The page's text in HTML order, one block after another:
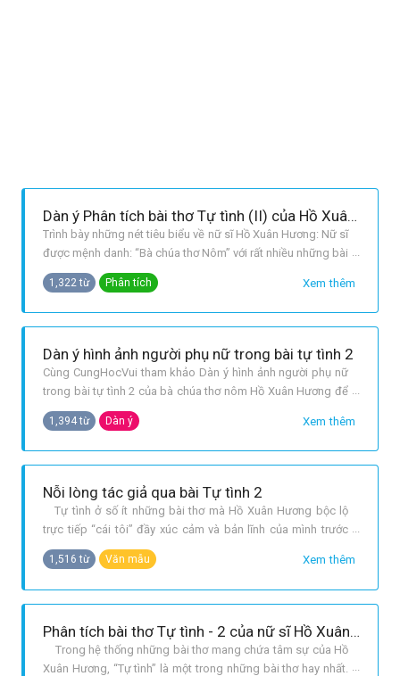
Dàn ý Phân tích bài thơ Tự tình (II) của Hồ Xuân Hương
Trình bày những nét tiêu biểu về nữ sĩ Hồ Xuân Hương: Nữ sĩ
được mệnh danh: “Bà chúa thơ Nôm” với rất nhiều những bài
thơ thể hiện sự trân trọng vẻ đẹp và niềm cảm thông,
thương xót cho số phận những người phụ nữ Giới thiệu bài
thơ Tự tình II: Đây là một trong số 3 bài thơ trong chùm thơ
Tự tình t
Xem thêm
1,322 từ Phân tích
Dàn ý hình ảnh người phụ nữ trong bài tự tình 2
Cùng CungHocVui tham khảo Dàn ý hình ảnh người phụ nữ
trong bài tự tình 2 của bà chúa thơ nôm Hồ Xuân Hương để
hiểu về số phận người phụ nữ và
Xem thêm
1,394 từ Dàn ý
Nỗi lòng tác giả qua bài Tự tình 2
Tự tình ở số ít những bài thơ mà Hồ Xuân Hương bộc lộ
trực tiếp “cái tôi” đầy xúc cảm và bản lĩnh của mình trước
cuộc sống . Bài thơ mở đầu với một không gian: Đêm khuya
văng vẳng trống canh dồn. Nhưng đấy cũng là một thời
không – thờ
Xem thêm
1,516 từ Văn mẫu
Phân tích bài thơ Tự tình - 2 của nữ sĩ Hồ Xuân Hương.
Trong hệ thống những bài thơ mang chứa tâm sự của Hồ
Xuân Hương, “Tự tình” là một trong những bài thơ hay nhất.